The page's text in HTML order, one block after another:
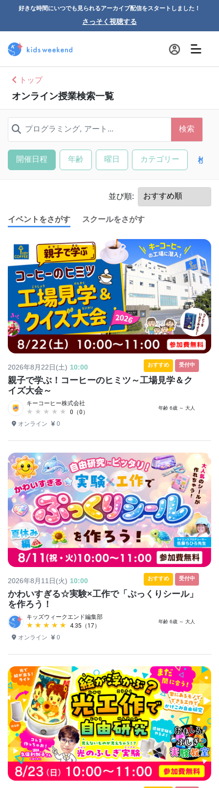
好きな時間にいつでも見られるアーカイブ配信をスタートしました！
さっそく視聴する
トップ
オンライン授業検索一覧
検索
開催日程 年齢 曜日 カテゴリー 検索
並び順:
イベントをさがす
スクールをさがす
2026年8月22日(土) 10:00 おすすめ 受付中
親子で学ぶ！コーヒーのヒミツ～工場見学＆ク
イズ大会～
キーコーヒー株式会社
★★★★★
★★★★★ 0（0） 年齢 6歳 ～ 大人
オンライン 0
2026年8月11日(火) 10:00 おすすめ 受付中
かわいすぎる☆実験×工作で「ぷっくりシール」
を作ろう！
キッズウィークエンド編集部
★★★★★
★★★★★ 4.35（17） 年齢 6歳 ～ 大人
オンライン 0